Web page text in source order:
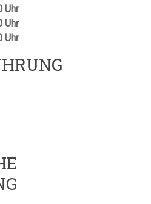
Uhr
Uhr
Uhr